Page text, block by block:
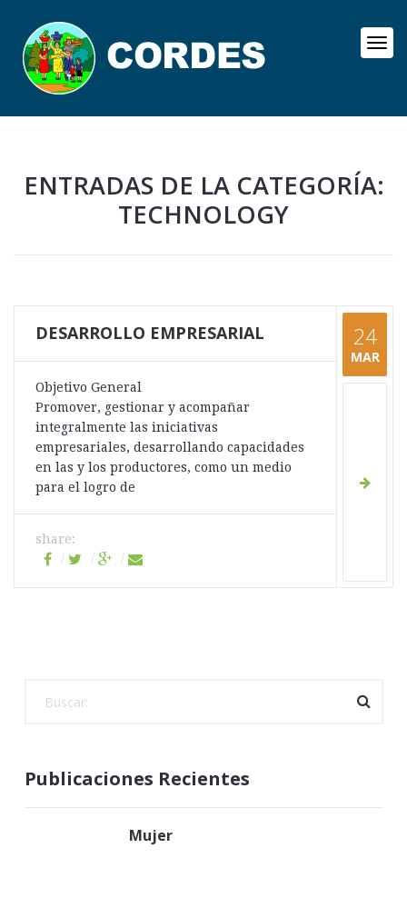
ENTRADAS DE LA CATEGORÍA:
TECHNOLOGY
DESARROLLO EMPRESARIAL
Objetivo General
Promover, gestionar y acompañar
integralmente las iniciativas
empresariales, desarrollando capacidades
en las y los productores, como un medio
para el logro de
share:
24
MAR
Publicaciones Recientes
Mujer